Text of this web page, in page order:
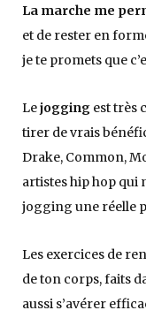
La marche me
et de rester en
je te promets que
Lejogging est très
tirer de vrais
Drake, Common,
artistes hip hop qui
jogging une réelle
Les exercices de
de ton corps, faits
aussi s’avérer